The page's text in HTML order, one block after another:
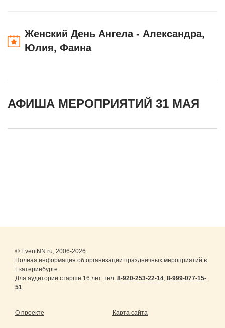
Женский День Ангела - Александра,
Юлия, Фаина
АФИША МЕРОПРИЯТИЙ 31 МАЯ
© EventNN.ru, 2006-2026
Полная информация об организации праздничных мероприятий в
Екатеринбурге.
Для аудитории старше 16 лет. тел. 8-920-253-22-14, 8-999-077-15-
51
О проекте Карта сайта